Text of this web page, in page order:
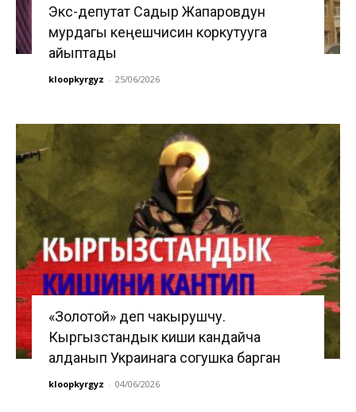
Экс-депутат Садыр Жапаровдун
мурдагы кеңешчисин коркутууга
айыптады
kloopkyrgyz - 25/06/2026
«Золотой» деп чакырушчу.
Кыргызстандык киши кандайча
алданып Украинага согушка барган
kloopkyrgyz - 04/06/2026